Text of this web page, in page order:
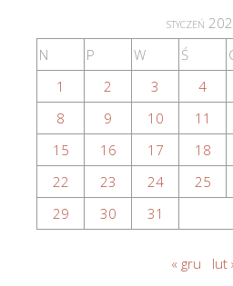
styczeń
N
P W Ś
1
2 3 4
8
9 10 11
15
16 17 18
22
23 24 25
29
30 31
« gru lut